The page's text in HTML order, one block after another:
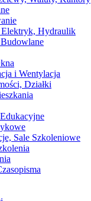
Elektryk, Hydraulik
i Wentylacja
Działki
Sale Szkoleniowe